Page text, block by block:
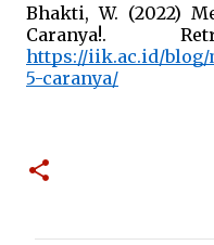
Bhakti, W. (2022)
https://iik.ac.id/
5-caranya/